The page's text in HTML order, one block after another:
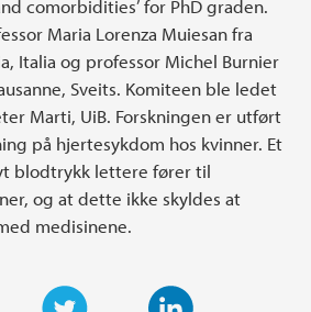
comorbidities’ for PhD graden.
Maria Lorenza Muiesan fra
Italia og professor Michel Burnier
Sveits. Komiteen ble ledet
Marti, UiB. Forskningen er utført
på hjertesykdom hos kvinner. Et
blodtrykk lettere fører til
og at dette ikke skyldes at
medisinene.